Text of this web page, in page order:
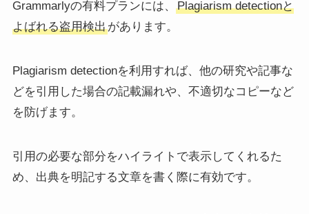
Grammarlyの有料プランには、
Plagiarism detectionと
よばれる盗用検出があります。
Plagiarism detectionを利用すれば、他の研究や記事な
どを引用した場合の記載漏れや、不適切なコピーなど
を防げます。
引用の必要な部分をハイライトで表示してくれるた
め、出典を明記する文章を書く際に有効です。